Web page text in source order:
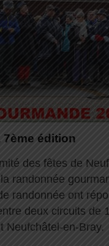
édition
des fêtes de
randonnée
randonnée ont
deux circuits de
Neufchâtel-en-Bray.